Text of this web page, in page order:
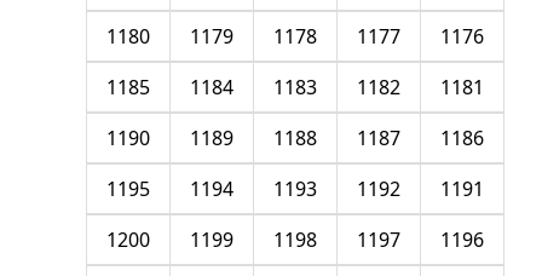
1176
1177
1178
1179
1180
1181
1182
1183
1184
1185
1186
1187
1188
1189
1190
1191
1192
1193
1194
1195
1196
1197
1198
1199
1200